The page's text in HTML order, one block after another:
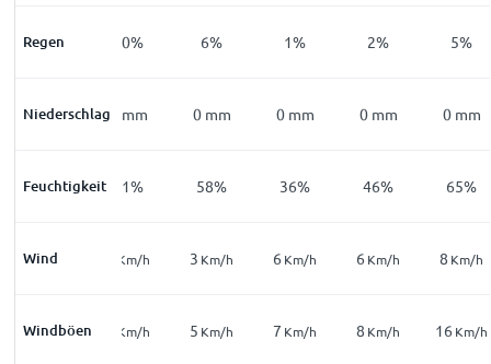
Regen
40% 10% 6% 1% 2% 5%
Niederschlag
0,2mm 0 mm 0 mm 0 mm 0 mm 0 mm
Feuchtigkeit
84% 71% 58% 36% 46% 65%
Wind
9Km/h Km/h 3 Km/h 6 Km/h 6 Km/h 8 Km/h
Windböen
19Km/h Km/h 5 Km/h 7 Km/h 8 Km/h 16 Km/h